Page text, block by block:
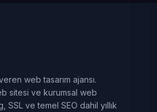
web tasarım ajansı.
sitesi ve kurumsal web
SSL ve temel SEO dahil yıllık